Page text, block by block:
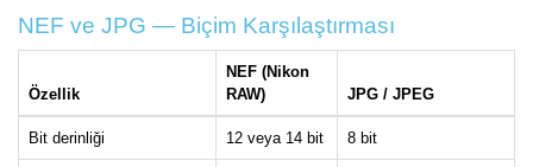
NEF ve JPG — Biçim Karşılaştırması
Özellik
NEF (Nikon
RAW)
JPG / JPEG
Bit derinliği 12 veya 14 bit 8 bit